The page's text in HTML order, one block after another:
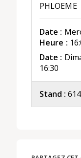
PHLOEME
Date :
Heure :
Date :
16:30
Stand : 614